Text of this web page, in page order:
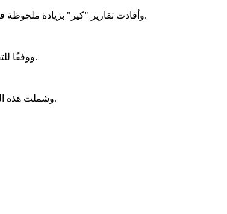
وأفادت تقارير "كير" بزيادة ملحوظة في حوادث الكراهية والتحيز ضد المسلمين في الولايات المتحدة منذ 7 أكتوبر 2023، وذلك في أعقاب التصعيد العدواني الذي شنته إسرائيل على قطاع غزة.
ووفقًا للتقارير، فقد تضاعفت الحوادث المعادية للمسلمين في ولاية ميريلاند بأكثر من ثلاث مرات خلال الأسبوعين التاليين لذلك التاريخ مقارنة بشهر سبتمبر 2023.
وشملت هذه الحوادث خطاب الكراهية، والتهديدات عبر الإنترنت، والتمييز ضد المجتمعات المسلمة، وذلك بالتزامن مع تصاعد التوترات على الصعيدين العالمي والمحلي.